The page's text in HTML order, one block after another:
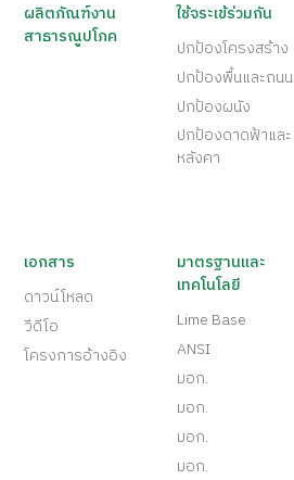
ผลิตภัณฑ์งาน
สาธารณูปโภค
ใช้จระเข้ร่วมกัน
ปกป้องโครงสร้าง
ปกป้องพื้นและถนน
ปกป้องผนัง
ปกป้องดาดฟ้าและ
หลังคา
เอกสาร
ดาวน์โหลด
วีดีโอ
โครงการอ้างอิง
มาตรฐานและ
เทคโนโลยี
Lime Base
ANSI
มอก.
มอก.
มอก.
มอก.